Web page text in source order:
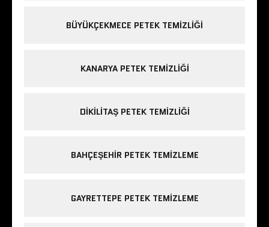
BÜYÜKÇEKMECE PETEK TEMIZLIĞI
KANARYA PETEK TEMIZLIĞI
DIKILITAŞ PETEK TEMIZLIĞI
BAHÇEŞEHIR PETEK TEMIZLEME
GAYRETTEPE PETEK TEMIZLEME